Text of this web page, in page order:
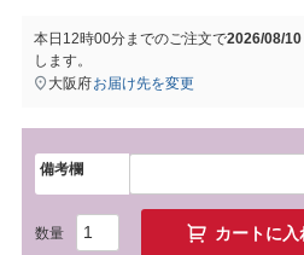
本日 12時00分までのご注文で2026/08/10
します。
大阪府お届け先を変更
備考欄
カートに入